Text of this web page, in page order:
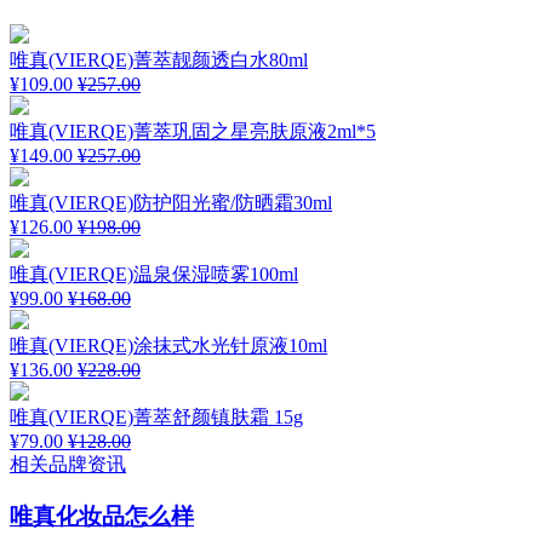
唯真(VIERQE)菁萃靓颜透白水80ml
¥109.00 ¥257.00
唯真(VIERQE)菁萃巩固之星亮肤原液2ml*5
¥149.00 ¥257.00
唯真(VIERQE)防护阳光蜜/防晒霜30ml
¥126.00 ¥198.00
唯真(VIERQE)温泉保湿喷雾100ml
¥99.00 ¥168.00
唯真(VIERQE)涂抹式水光针原液10ml
¥136.00 ¥228.00
唯真(VIERQE)菁萃舒颜镇肤霜 15g
¥79.00 ¥128.00
相关品牌资讯
唯真化妆品怎么样